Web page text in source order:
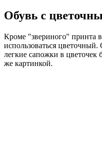
Обувь с
Кроме "звериного" принта
использоваться
легкие сапожки в цветочек
же картинкой.